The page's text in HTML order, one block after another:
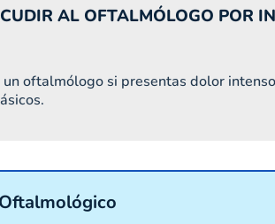
AL OFTALMÓLOGO POR
un oftalmólogo si presentas dolor